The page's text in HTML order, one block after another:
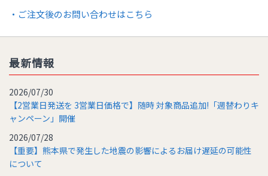
・ご注文後のお問い合わせはこちら
最新情報
2026/07/30
【2営業日発送を 3営業日価格で】随時 対象商品追加!「週替わりキ
ャンペーン」開催
2026/07/28
【重要】熊本県で発生した地震の影響によるお届け遅延の可能性
について